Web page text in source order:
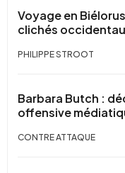
Voyage en
clichés
PHILIPPE STROOT
Barbara Butch :
offensive
CONTRE ATTAQUE